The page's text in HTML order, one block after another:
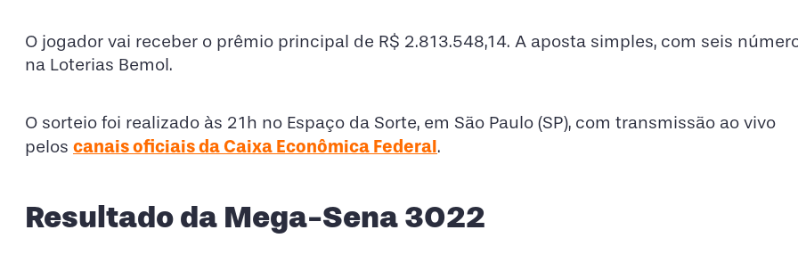
O jogador vai receber o prêmio principal de R$ 2.813.548,14. A aposta simples, com seis
na Loterias Bemol.
O sorteio foi realizado às 21h no Espaço da Sorte, em São Paulo (SP), com transmissão ao vivo
pelos canais oficiais da Caixa Econômica Federal.
Resultado da Mega-Sena 3022